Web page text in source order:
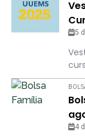
5
4